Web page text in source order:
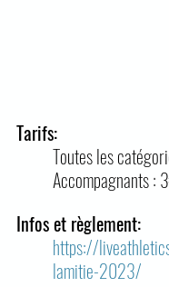
Tarifs:
Toutes les
Accompagnants :
Infos et règlement:
https://
lamitie-2023/